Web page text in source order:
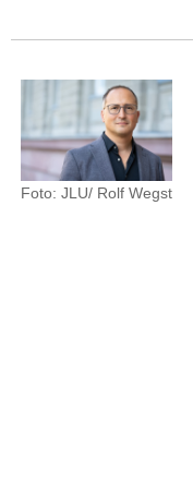
Foto: JLU/ Rolf Wegst